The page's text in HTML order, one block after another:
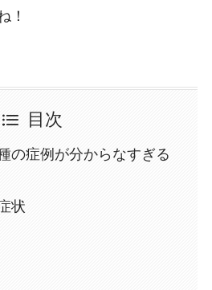
！
目次
の症例が分からなすぎる
状